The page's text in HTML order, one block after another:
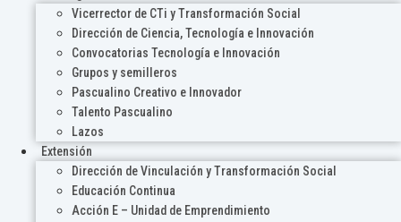
Vicerrector de CTi y Transformación Social
Dirección de Ciencia, Tecnología e Innovación
Convocatorias Tecnología e Innovación
Grupos y semilleros
Pascualino Creativo e Innovador
Talento Pascualino
Lazos
Extensión
Dirección de Vinculación y Transformación Social
Educación Continua
Acción E – Unidad de Emprendimiento